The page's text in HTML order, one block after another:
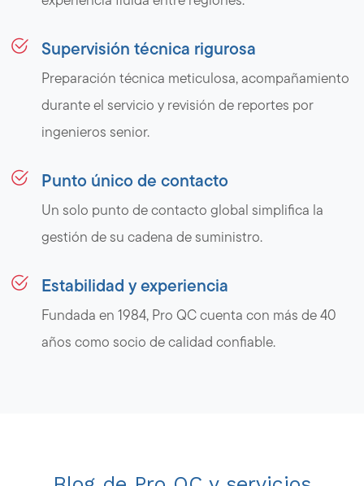
Supervisión técnica rigurosa
Preparación técnica meticulosa, acompañamiento
durante el servicio y revisión de reportes por
ingenieros senior.
Punto único de contacto
Un solo punto de contacto global simplifica la
gestión de su cadena de suministro.
Estabilidad y experiencia
Fundada en 1984, Pro QC cuenta con más de 40
años como socio de calidad confiable.